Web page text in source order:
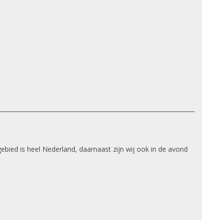
is heel Nederland, daarnaast zijn wij ook in de avond